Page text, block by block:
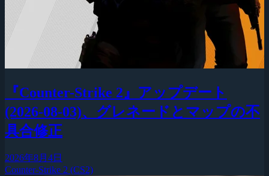
『Counter-Strike 2』アップデート
(2026-08-03)、グレネードとマップの不
具合修正
2026年8月4日
Counter-Strike 2 (CS2)